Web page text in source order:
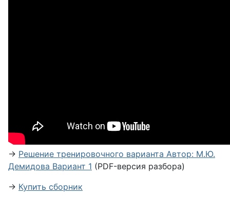
→ Решение тренировочного варианта Автор: М.Ю.
Демидова Вариант 1 (PDF-версия разбора)
→ Купить сборник